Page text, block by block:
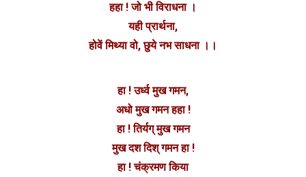
हहा ! जो भी विराधना ।
यही प्रार्थना,
होवें मिथ्या वो, छुये नभ साधना ।।
हा ! उर्ध्व मुख गमन,
अधो मुख गमन हहा !
हा ! तिर्यग् मुख गमन
मुख दश दिश् गमन हा !
हा ! चंक्रमण किया